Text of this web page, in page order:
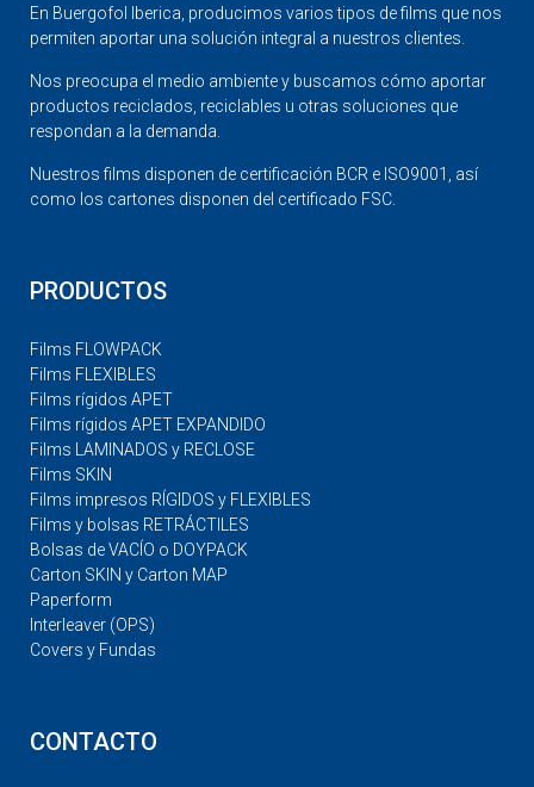
En Buergofol Iberica, producimos varios tipos de films que nos
permiten aportar una solución integral a nuestros clientes.
Nos preocupa el medio ambiente y buscamos cómo aportar
productos reciclados, reciclables u otras soluciones que
respondan a la demanda.
Nuestros films disponen de certificación BCR e ISO9001, así
como los cartones disponen del certificado FSC.
PRODUCTOS
Films FLOWPACK
Films FLEXIBLES
Films rígidos APET
Films rígidos APET EXPANDIDO
Films LAMINADOS y RECLOSE
Films SKIN
Films impresos RÍGIDOS y FLEXIBLES
Films y bolsas RETRÁCTILES
Bolsas de VACÍO o DOYPACK
Carton SKIN y Carton MAP
Paperform
Interleaver (OPS)
Covers y Fundas
CONTACTO